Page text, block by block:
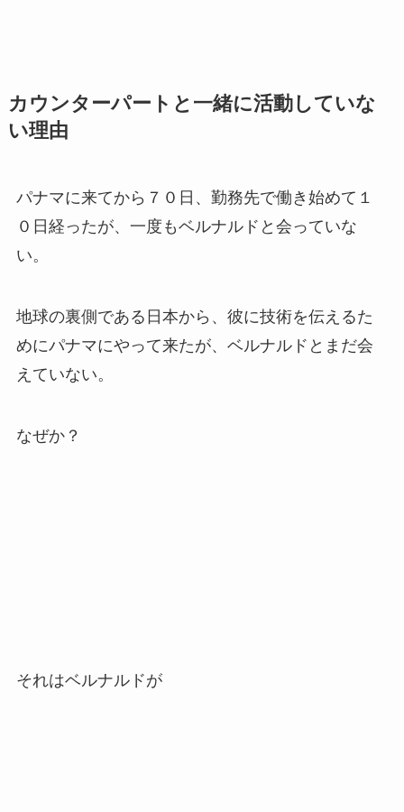
カウンターパートと一緒に活動していな
い理由
パナマに来てから７０日、勤務先で働き始めて１
０日経ったが、一度もベルナルドと会っていな
い。
地球の裏側である日本から、彼に技術を伝えるた
めにパナマにやって来たが、ベルナルドとまだ会
えていない。
なぜか？
それはベルナルドが